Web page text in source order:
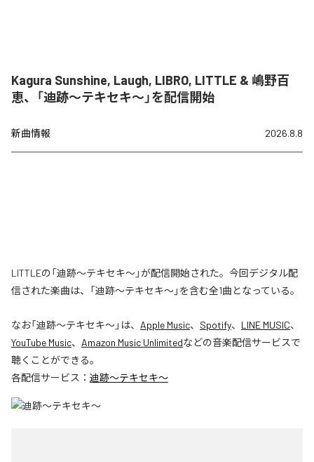
Kagura Sunshine, Laugh, LIBRO, LITTLE & 嶋野百
恵、「迪跡〜テキセキ〜」を配信開始
新曲情報 2026.8.8
LITTLEの「迪跡〜テキセキ〜」が配信開始された。今回デジタル配
信された楽曲は、「迪跡〜テキセキ〜」を含む全1曲となっている。
なお「迪跡〜テキセキ〜」は、 Apple Music、 Spotify、 LINE MUSIC、
YouTube Music、 Amazon Music Unlimitedなどの音楽配信サービスで
聴くことができる。
各配信サービス： 迪跡〜テキセキ〜